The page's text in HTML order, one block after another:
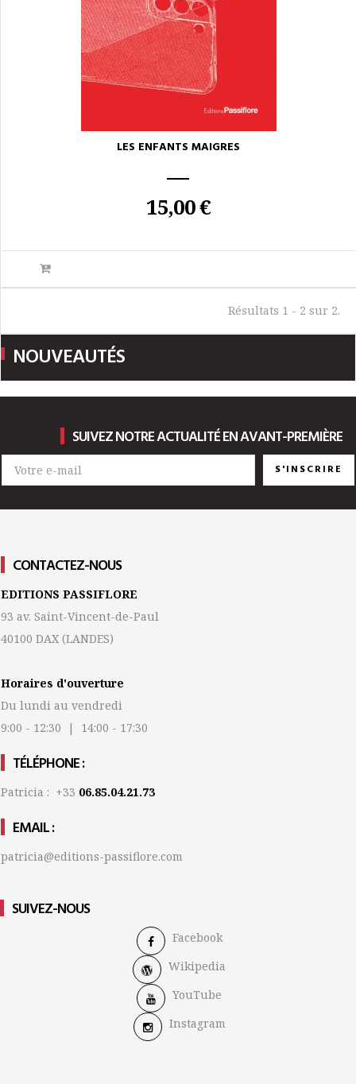
LES ENFANTS MAIGRES
15,00 €
Résultats 1 - 2 sur 2.
NOUVEAUTÉS
SUIVEZ NOTRE ACTUALITÉ EN AVANT-PREMIÈRE
S'INSCRIRE
CONTACTEZ-NOUS
EDITIONS PASSIFLORE
93 av. Saint-Vincent-de-Paul
40100 DAX (LANDES)
Horaires d'ouverture
Du lundi au vendredi
9:00 - 12:30 | 14:00 - 17:30
TÉLÉPHONE :
Patricia : +33 06.85.04.21.73
EMAIL :
patricia@editions-passiflore.com
SUIVEZ-NOUS
Facebook
Wikipedia
YouTube
Instagram